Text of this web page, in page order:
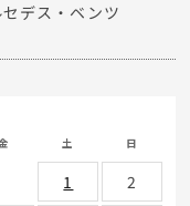
デス・ベンツ
土 日
1
2